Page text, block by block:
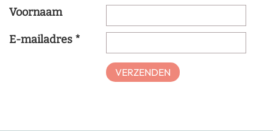
Voornaam
E-mailadres *